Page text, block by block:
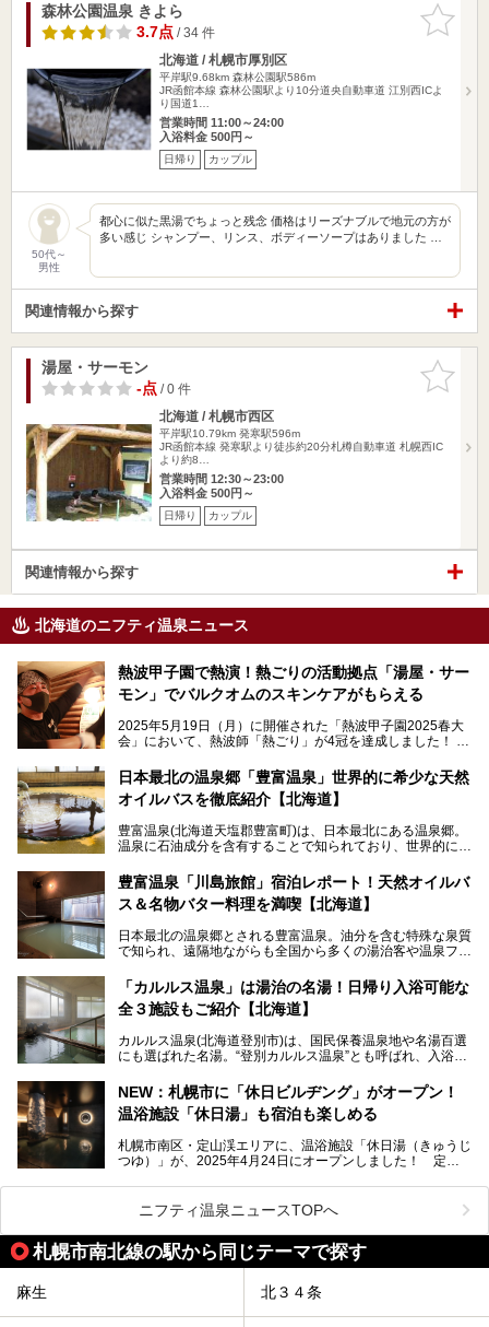
お気に入
りに追加
森林公園温泉 きよら
3.7点/ 34 件
北海道 / 札幌市厚別区
平岸駅9.68km 森林公園駅586m
JR函館本線 森林公園駅より10分道央自動車道 江別西ICよ
り国道1…
営業時間 11:00～24:00
入浴料金 500円～
日帰り カップル
50代～
男性
都心に似た黒湯でちょっと残念 価格はリーズナブルで地元の方が
多い感じ シャンプー、リンス、ボディーソープはありました …
関連情報から探す
お気に入
りに追加
湯屋・サーモン
-点/ 0 件
北海道 / 札幌市西区
平岸駅10.79km 発寒駅596m
JR函館本線 発寒駅より徒歩約20分札樽自動車道 札幌西IC
より約8…
営業時間 12:30～23:00
入浴料金 500円～
日帰り カップル
関連情報から探す
北海道のニフティ温泉ニュース
熱波甲子園で熱演！熱ごりの活動拠点「湯屋・サー
モン」でバルクオムのスキンケアがもらえる
2025年5月19日（月）に開催された「熱波甲子園2025春大
会」において、熱波師「熱ごり」が4冠を達成しました！
動拠点である北海道の銭湯「湯屋・サーモン」にて、メンズ
スキンケアブランド バルクオムの「ONE DAY KIT」を数量
限定でプレゼントいたします。
で、ぜひお試しください。※6月13日配布開始、なくなり次
第終了
───
提供元：株式会社バルクオム【PR】
この記事は株式会社バルクオム商品のPR記事です。
日本最北の温泉郷「豊富温泉」世界的に希少な天然
オイルバスを徹底紹介【北海道】
豊富温泉(北海道天塩郡豊富町)は、日本最北にある温泉郷。
温泉に石油成分を含有することで知られており、世界的にも
に特効があると言われ、遠隔地ながらも全国から湯治・療養
目的で多くの人々が訪れます。
地体験し、独自の視点で豊富温泉の“天然オイルバス”をレポ
ート。温泉地概要や日帰り入浴施設をはじめ、宿泊施設・ア
豊富温泉「川島旅館」宿泊レポート！天然オイルバ
ス＆名物バター料理を満喫【北海道】
日本最北の温泉郷とされる豊富温泉。油分を含む特殊な泉質
で知られ、遠隔地ながらも全国から多くの湯治客や温泉ファ
「川島旅館」は、豊富温泉の開湯当初から営業する老舗旅
館。とりわけ温泉の良さと名物のバター料理に定評があり、
の温泉や料理をはじめ、パブリックスペース・客室など宿の
全貌を徹底的にご紹介します！
「カルルス温泉」は湯治の名湯！日帰り入浴可能な
全３施設もご紹介【北海道】
カルルス温泉(北海道登別市)は、国民保養温泉地や名湯百選
にも選ばれた名湯。“登別カルルス温泉”とも呼ばれ、入浴剤
豊かな登別温泉とは対照的な存在で、今も湯治場的な要素が
残る閑静な温泉地です。
地体験し、カルルス温泉をご紹介。温泉地の概要や泉質解説
をはじめ、日帰り入浴可能な全３施設の紹介・周辺観光・ア
NEW：札幌市に「休日ビルヂング」がオープン！
温浴施設「休日湯」も宿泊も楽しめる
札幌市南区・定山渓エリアに、温浴施設「休日湯（きゅうじ
つゆ）」が、2025年4月24日にオープンしました！ 定山
この施設は、温泉・サウナの「休日湯」・ラウンジの「THE
LOUNGE DAYOF」・グルメ「休日洋麺店」・ホテル「エク
スクラメーションホテル」で構成された、まさに大人の癒し
空間。
今回は、そんな「休日ビルヂング」の魅力を5つのポイント
ニフティ温泉ニュースTOPへ
札幌市南北線の駅から同じテーマで探す
麻生 北３４条